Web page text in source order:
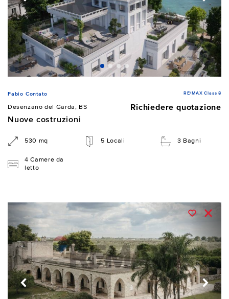
Fabio Contato RE/MAX Class 8
Desenzano del Garda, BS
Richiedere quotazione
Nuove costruzioni
530 mq 5 Locali 3 Bagni
4 Camere da
letto